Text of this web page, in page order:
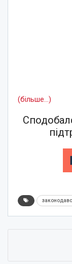
(більше…)